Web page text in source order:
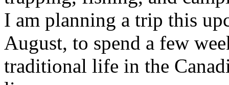
I am planning a trip this
August, to spend a few
traditional life in the